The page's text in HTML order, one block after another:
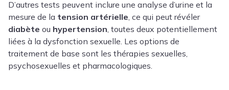
D’autres tests peuvent inclure une analyse d’urine et la
mesure de la tension artérielle, ce qui peut révéler
diabète ou hypertension, toutes deux potentiellement
liées à la dysfonction sexuelle. Les options de
traitement de base sont les thérapies sexuelles,
psychosexuelles et pharmacologiques.